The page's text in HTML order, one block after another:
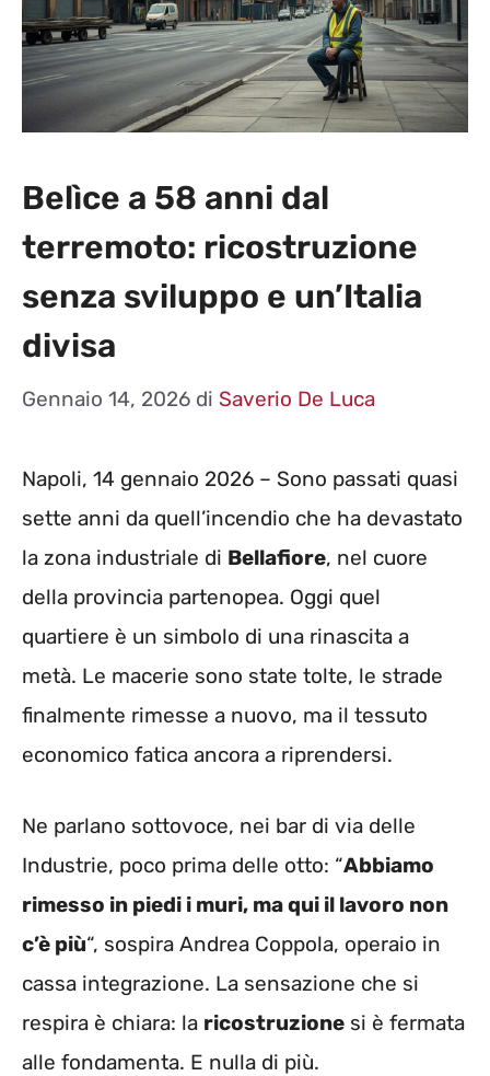
Belìce a 58 anni dal
terremoto: ricostruzione
senza sviluppo e un’Italia
divisa
Gennaio 14, 2026 di Saverio De Luca
Napoli, 14 gennaio 2026 – Sono passati quasi
sette anni da quell’incendio che ha devastato
la zona industriale di Bellafiore, nel cuore
della provincia partenopea. Oggi quel
quartiere è un simbolo di una rinascita a
metà. Le macerie sono state tolte, le strade
finalmente rimesse a nuovo, ma il tessuto
economico fatica ancora a riprendersi.
Ne parlano sottovoce, nei bar di via delle
Industrie, poco prima delle otto: “Abbiamo
rimesso in piedi i muri, ma qui il lavoro non
c’è più“, sospira Andrea Coppola, operaio in
cassa integrazione. La sensazione che si
respira è chiara: la ricostruzione si è fermata
alle fondamenta. E nulla di più.